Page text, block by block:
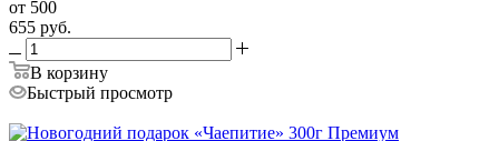
от 500
655 руб.
В корзину
Быстрый просмотр